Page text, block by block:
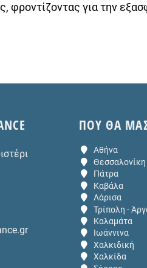
φροντίζοντας για την
ΠΟΥ ΘΑ ΜΑΣ
Αθήνα
Θεσσαλονίκη
Πάτρα
Καβάλα
Λάρισα
Τρίπολη -
Καλαμάτα
Ιωάννινα
Χαλκιδική
Χαλκίδα